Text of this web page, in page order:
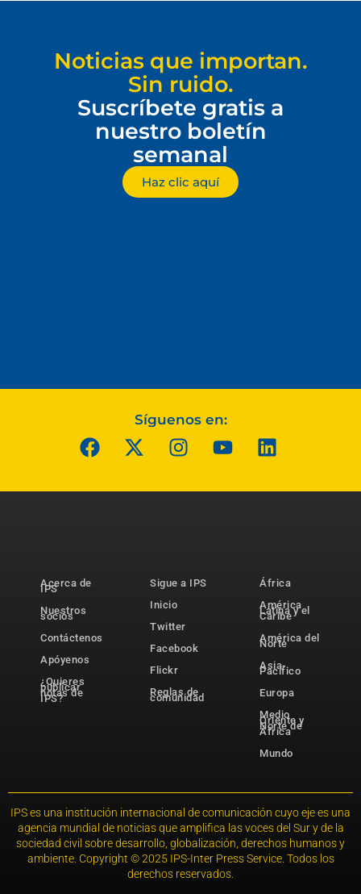
Noticias que importan.
Sin ruido.
Suscríbete gratis a
nuestro boletín
semanal
Haz clic aquí
Síguenos en:
Acerca de
IPS
Nuestros
socios
Contáctenos
Apóyenos
¿Quieres
publicar
notas de
IPS?
Sigue a IPS
Inicio
Twitter
Facebook
Flickr
Reglas de
comunidad
África
América
Latina y el
Caribe
América del
Norte
Asia-
Pacífico
Europa
Medio
Oriente y
Norte de
África
Mundo
IPS es una institución internacional de comunicación cuyo eje es una
agencia mundial de noticias que amplifica las voces del Sur y de la
sociedad civil sobre desarrollo, globalización, derechos humanos y
ambiente. Copyright © 2025 IPS-Inter Press Service. Todos los
derechos reservados.